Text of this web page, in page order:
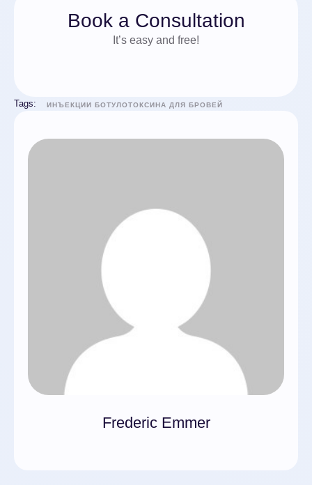
Book a Consultation
It’s easy and free!
Tags: ИНЪЕКЦИИ БОТУЛОТОКСИНА ДЛЯ БРОВЕЙ
Frederic Emmer